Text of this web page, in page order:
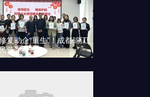
文明成都
复助企“重生”！成都锦江
营企业…